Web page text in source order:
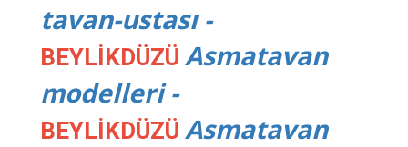
tavan-ustası -
BEYLİKDÜZÜ Asmatavan
modelleri -
BEYLİKDÜZÜ Asmatavan